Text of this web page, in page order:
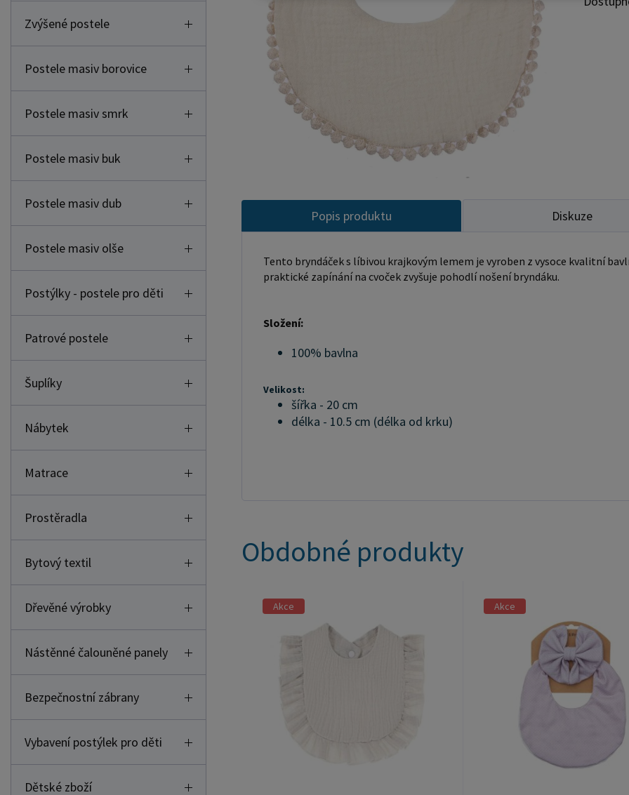
Zvýšené postele
Postele masiv borovice
Postele masiv smrk
Postele masiv buk
Postele masiv dub
Postele masiv olše
Postýlky - postele pro děti
Patrové postele
Šuplíky
Nábytek
Matrace
Prostěradla
Bytový textil
Dřevěné výrobky
Nástěnné čalouněné panely
Bezpečnostní zábrany
Vybavení postýlek pro děti
Dětské zboží
Popis produktu Diskuze
Tento bryndáček s líbivou krajkovým lemem je vyroben z vysoce kvalitní
praktické zapínání na cvoček zvyšuje pohodlí nošení bryndáku.
Složení:
100% bavlna
Velikost:
šířka - 20 cm
délka - 10.5 cm (délka od krku)
Obdobné produkty
Akce Akce